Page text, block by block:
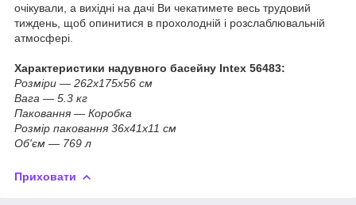
очікували, а вихідні на дачі Ви чекатимете весь трудовий
тиждень, щоб опинитися в прохолодній і розслаблювальній
атмосфері.
Характеристики надувного басейну Intex 56483:
Розміри — 262x175x56 см
Вага — 5.3 кг
Паковання — Коробка
Розмір паковання 36x41x11 см
Об'єм — 769 л
Приховати